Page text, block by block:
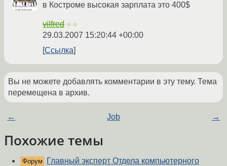
в Костроме высокая зарплата это 400$
vilfred ☆☆
29.03.2007 15:20:44 +00:00
Ссылка
Вы не можете добавлять комментарии в эту тему. Тема
перемещена в архив.
← Job →
Похожие темы
Форум
Главный эксперт Отдела компьютерного